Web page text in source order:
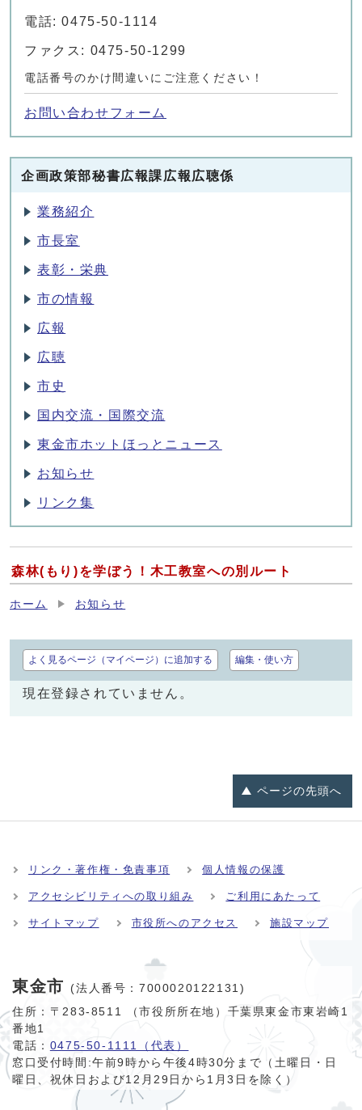
電話: 0475-50-1114
ファクス: 0475-50-1299
電話番号のかけ間違いにご注意ください！
お問い合わせフォーム
企画政策部秘書広報課広報広聴係
業務紹介
市長室
表彰・栄典
市の情報
広報
広聴
市史
国内交流・国際交流
東金市ホットほっとニュース
お知らせ
リンク集
森林(もり)を学ぼう！木工教室への別ルート
ホーム お知らせ
よく見るページ（マイページ）に追加する 編集・使い方
現在登録されていません。
ページの先頭へ
リンク・著作権・免責事項 個人情報の保護
アクセシビリティへの取り組み ご利用にあたって
サイトマップ 市役所へのアクセス 施設マップ
東金市
(法人番号：7000020122131)
住所：〒283-8511 （市役所所在地）千葉県東金市東岩崎1
番地1
電話： 0475-50-1111（代表）
窓口受付時間:午前9時から午後4時30分まで（土曜日・日
曜日、祝休日および12月29日から1月3日を除く）